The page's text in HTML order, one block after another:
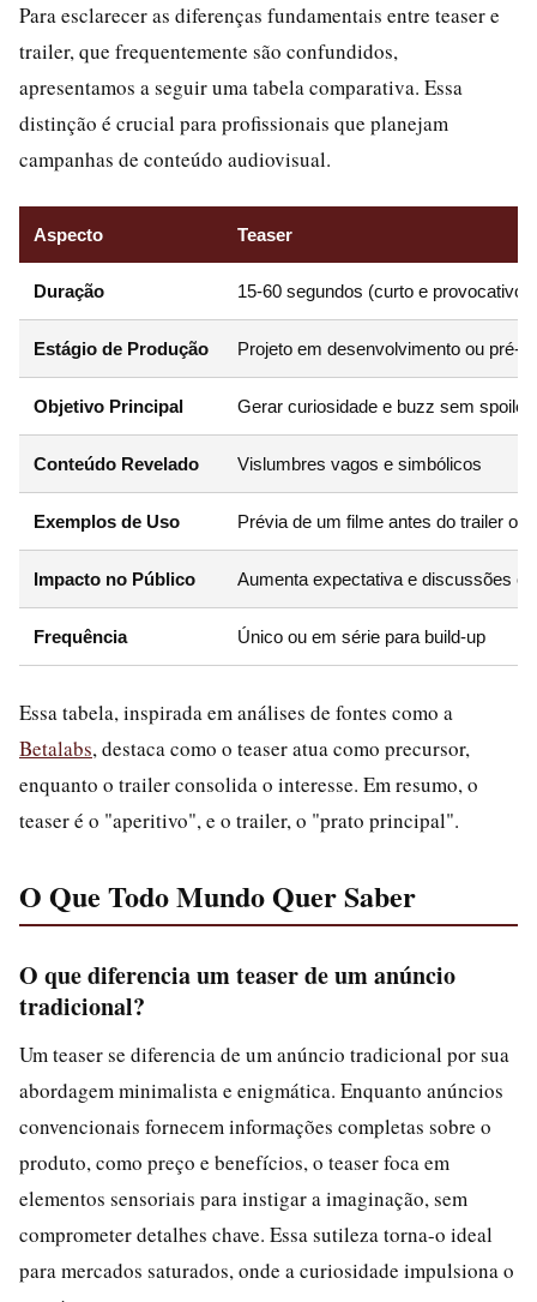
Para esclarecer as diferenças fundamentais entre teaser e
trailer, que frequentemente são confundidos,
apresentamos a seguir uma tabela comparativa. Essa
distinção é crucial para profissionais que planejam
campanhas de conteúdo audiovisual.
Aspecto Teaser
Duração 15-60 segundos (curto e provocativo)
Estágio de Produção Projeto em desenvolvimento ou pré-
Objetivo Principal Gerar curiosidade e buzz sem
Conteúdo Revelado Vislumbres vagos e simbólicos
Exemplos de Uso Prévia de um filme antes do trailer
Impacto no Público Aumenta expectativa e discussões
Frequência Único ou em série para build-up
Essa tabela, inspirada em análises de fontes como a
Betalabs, destaca como o teaser atua como precursor,
enquanto o trailer consolida o interesse. Em resumo, o
teaser é o "aperitivo", e o trailer, o "prato principal".
O Que Todo Mundo Quer Saber
O que diferencia um teaser de um anúncio
tradicional?
Um teaser se diferencia de um anúncio tradicional por sua
abordagem minimalista e enigmática. Enquanto anúncios
convencionais fornecem informações completas sobre o
produto, como preço e benefícios, o teaser foca em
elementos sensoriais para instigar a imaginação, sem
comprometer detalhes chave. Essa sutileza torna-o ideal
para mercados saturados, onde a curiosidade impulsiona o